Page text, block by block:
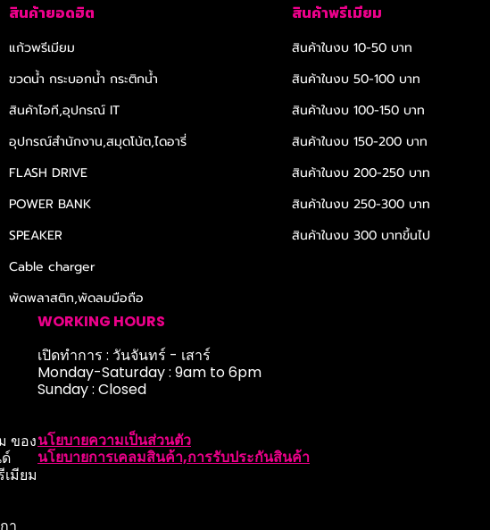
สินค้ายอดฮิต
แก้วพรีเมียม
ขวดน้ำ กระบอกน้ำ กระติกน้ำ
สินค้าไอที,อุปกรณ์ IT
อุปกรณ์สำนักงาน,สมุดโน้ต,ไดอารี่
FLASH DRIVE
POWER BANK
SPEAKER
Cable charger
พัดพลาสติก,พัดลมมือถือ
สินค้าพรีเมียม
สินค้าในงบ 10-50 บาท
สินค้าในงบ 50-100 บาท
สินค้าในงบ 100-150 บาท
สินค้าในงบ 150-200 บาท
สินค้าในงบ 200-250 บาท
สินค้าในงบ 250-300 บาท
สินค้าในงบ 300 บาทขึ้นไป
ของ
มียม
า
WORKING HOURS
เปิดทำการ : วันจันทร์ - เสาร์
Monday-Saturday : 9am to 6pm
Sunday : Closed
นโยบายความเป็นส่วนตัว
นโยบายการเคลมสินค้า,การรับประกันสินค้า